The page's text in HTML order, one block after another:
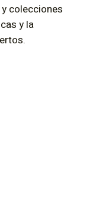
colecciones
y la